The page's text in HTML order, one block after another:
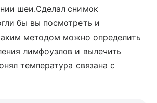
шеи.Сделал снимок
бы вы посмотреть и
методом можно определить
лимфоузлов и вылечить
температура связана с